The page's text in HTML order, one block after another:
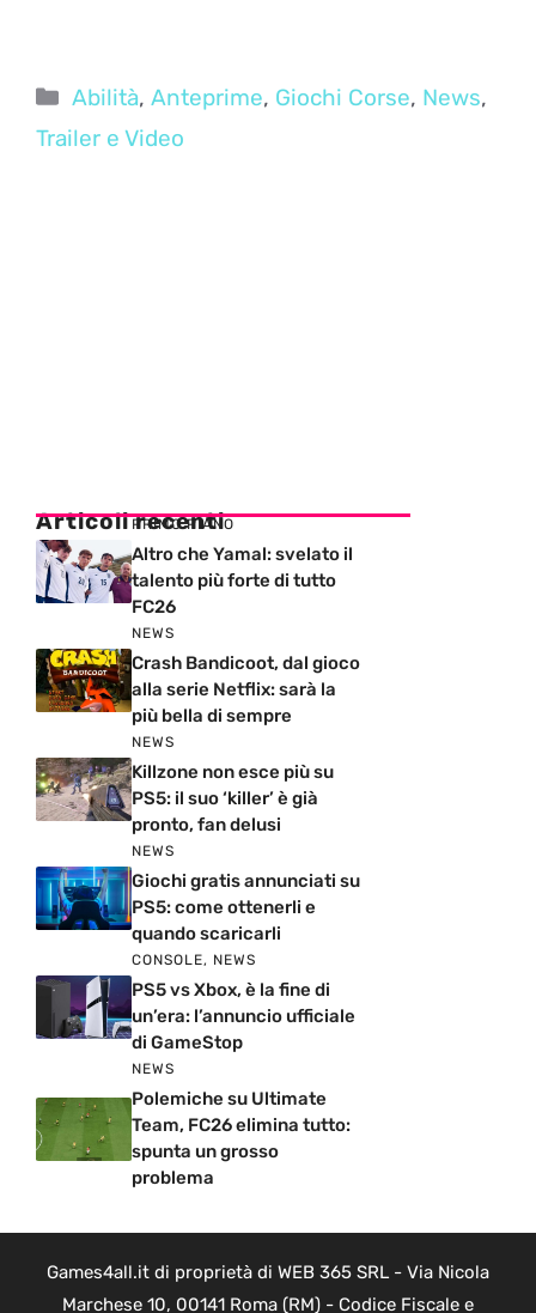
Categorie
Abilità,Anteprime, Giochi Corse, News,
Trailer e Video
Articoli recenti
PRIMO PIANO
Altro che Yamal: svelato il
talento più forte di tutto
FC26
NEWS
Crash Bandicoot, dal gioco
alla serie Netflix: sarà la
più bella di sempre
NEWS
Killzone non esce più su
PS5: il suo ‘killer’ è già
pronto, fan delusi
NEWS
Giochi gratis annunciati su
PS5: come ottenerli e
quando scaricarli
CONSOLE, NEWS
PS5 vs Xbox, è la fine di
un’era: l’annuncio ufficiale
di GameStop
NEWS
Polemiche su Ultimate
Team, FC26 elimina tutto:
spunta un grosso
problema
Games4all.it di proprietà di WEB 365 SRL - Via Nicola
Marchese 10, 00141 Roma (RM) - Codice Fiscale e